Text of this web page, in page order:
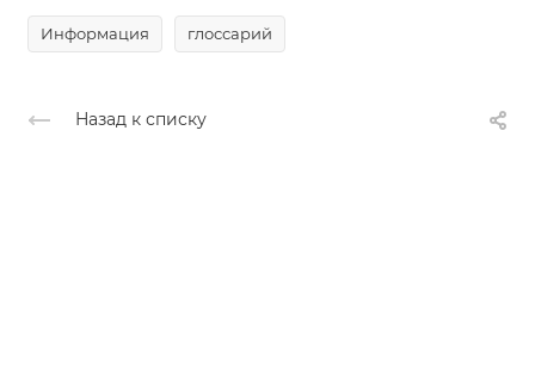
Информация глоссарий
Назад к списку